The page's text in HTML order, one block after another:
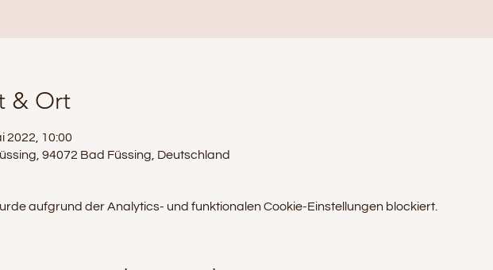
& Ort
2022, 10:00
94072 Bad Füssing, Deutschland
aufgrund der Analytics- und funktionalen Cookie-Einstellungen blockiert.